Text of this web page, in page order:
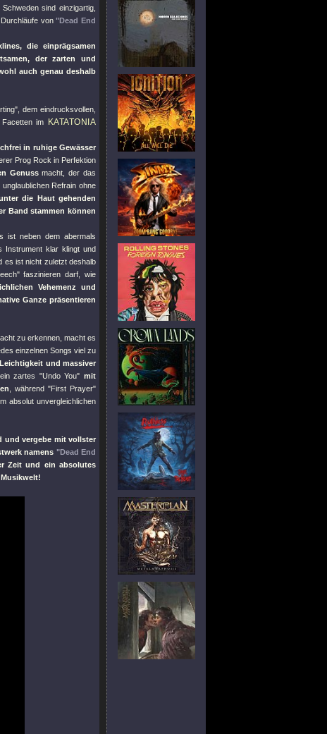
sind einzigartig,
Durchläufe von"Dead End
die einprägsamen
der zarten und
auch genau deshalb
, dem eindrucksvollen,
im KATATONIA
in ruhige Gewässer
Prog Rock in Perfektion
Genussmacht, der das
Refrain ohne
die Haut gehenden
Band stammen können
ist neben dem abermals
Instrument klar klingt und
es ist nicht zuletzt deshalb
faszinieren darf, wie
Vehemenz und
Ganze präsentieren
zu erkennen, macht es
einzelnen Songs viel zu
und massiver
zartes "Undo You" mit
, während"First Prayer"
absolut unvergleichlichen
und vergebe mit vollster
namens "Dead End
Zeit und ein absolutes